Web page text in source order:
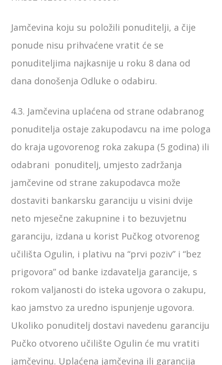
Jamčevina koju su položili ponuditelji, a čije
ponude nisu prihvaćene vratit će se
ponuditeljima najkasnije u roku 8 dana od
dana donošenja Odluke o odabiru.
4.3. Jamčevina uplaćena od strane odabranog
ponuditelja ostaje zakupodavcu na ime pologa
do kraja ugovorenog roka zakupa (5 godina) ili
odabrani ponuditelj, umjesto zadržanja
jamčevine od strane zakupodavca može
dostaviti bankarsku garanciju u visini dvije
neto mjesečne zakupnine i to bezuvjetnu
garanciju, izdana u korist Pučkog otvorenog
učilišta Ogulin, i plativu na “prvi poziv” i “bez
prigovora” od banke izdavatelja garancije, s
rokom valjanosti do isteka ugovora o zakupu,
kao jamstvo za uredno ispunjenje ugovora.
Ukoliko ponuditelj dostavi navedenu garanciju
Pučko otvoreno učilište Ogulin će mu vratiti
jamčevinu. Uplaćena jamčevina ili garancija